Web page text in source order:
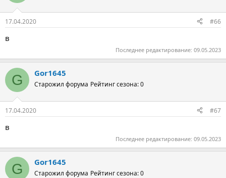
17.04.2020 #66
в
Последнее редактирование: 09.05.2023
G Gor1645
Старожил форума Рейтинг сезона: 0
17.04.2020 #67
в
Последнее редактирование: 09.05.2023
G Gor1645
Старожил форума Рейтинг сезона: 0